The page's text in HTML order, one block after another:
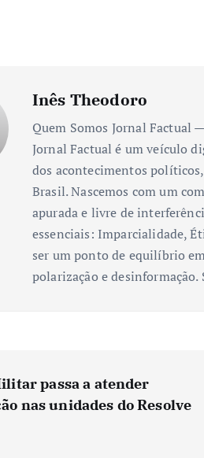
Inês Theodoro
Quem Somos Jornal Factual
Jornal Factual é um veículo
dos acontecimentos
Brasil. Nascemos com um
apurada e livre de
essenciais: Imparcialidade,
ser um ponto de equilíbrio
polarização e
passa a atender
nas unidades do Resolve